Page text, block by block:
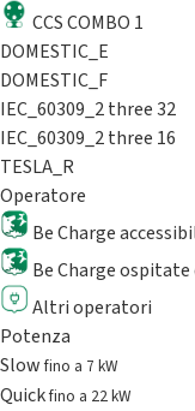
CCS COMBO 1
DOMESTIC_E
DOMESTIC_F
IEC_60309_2 three 32
IEC_60309_2 three 16
TESLA_R
Operatore
Be Charge
Be Charge
Altri operatori
Potenza
Slowfino a 7 kW
Quickfino a 22 kW